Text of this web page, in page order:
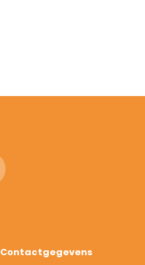
Contactgegevens